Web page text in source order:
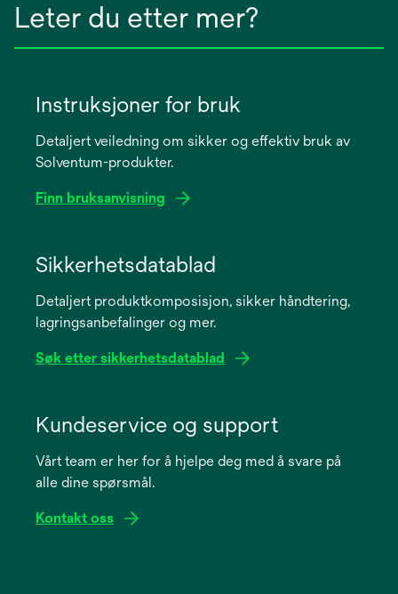
Leter du etter mer?
Instruksjoner for bruk
Detaljert veiledning om sikker og effektiv bruk av
Solventum-produkter.
Finn bruksanvisning
new
Sikkerhetsdatablad
Detaljert produktkomposisjon, sikker håndtering,
lagringsanbefalinger og mer.
Søk etter sikkerhetsdatablad
new
Kundeservice og support
Vårt team er her for å hjelpe deg med å svare på
alle dine spørsmål.
Kontakt oss